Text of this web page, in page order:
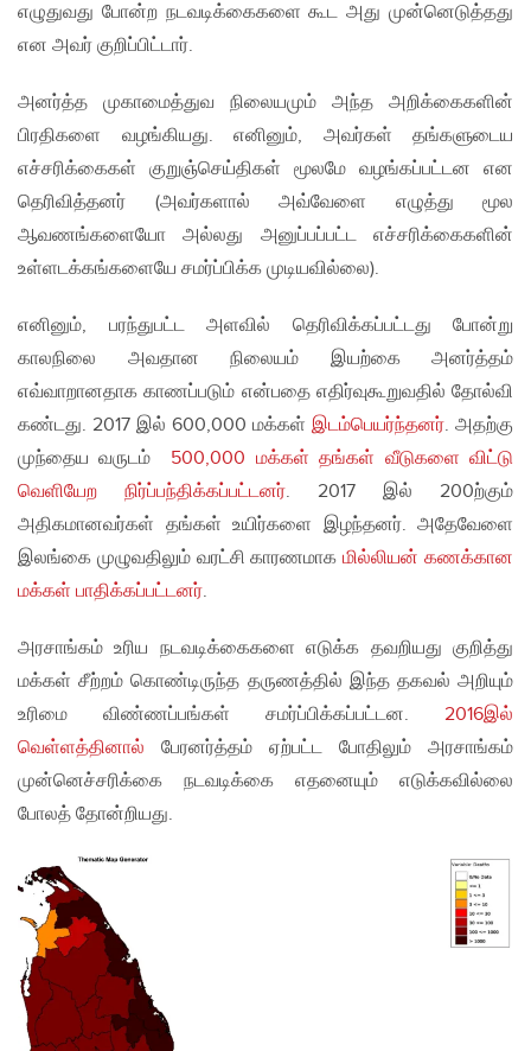
எழுதுவது போன்ற நடவடிக்கைகளை கூட அது முன்னெடுத்தது
என அவர் குறிப்பிட்டார்.
அனர்த்த முகாமைத்துவ நிலையமும் அந்த அறிக்கைகளின்
பிரதிகளை வழங்கியது. எனினும், அவர்கள் தங்களுடைய
எச்சரிக்கைகள் குறுஞ்செய்திகள் மூலமே வழங்கப்பட்டன என
தெரிவித்தனர் (அவர்களால் அவ்வேளை எழுத்து மூல
ஆவணங்களையோ அல்லது அனுப்பப்பட்ட எச்சரிக்கைகளின்
உள்ளடக்கங்களையே சமர்ப்பிக்க முடியவில்லை).
எனினும், பரந்துபட்ட அளவில் தெரிவிக்கப்பட்டது போன்று
காலநிலை அவதான நிலையம் இயற்கை அனர்த்தம்
எவ்வாறானதாக காணப்படும் என்பதை எதிர்வுகூறுவதில் தோல்வி
கண்டது. 2017 இல் 600,000 மக்கள் இடம்பெயர்ந்தனர். அதற்கு
முந்தைய வருடம் 500,000 மக்கள் தங்கள் வீடுகளை விட்டு
வெளியேற நிர்ப்பந்திக்கப்பட்டனர். 2017 இல் 200ற்கும்
அதிகமானவர்கள் தங்கள் உயிர்களை இழந்தனர். அதேவேளை
இலங்கை முழுவதிலும் வரட்சி காரணமாகமில்லியன் கணக்கான
மக்கள் பாதிக்கப்பட்டனர்.
அரசாங்கம் உரிய நடவடிக்கைகளை எடுக்க தவறியது குறித்து
மக்கள் சீற்றம் கொண்டிருந்த தருணத்தில் இந்த தகவல் அறியும்
உரிமை விண்ணப்பங்கள் சமர்ப்பிக்கப்பட்டன. 2016இல்
வெள்ளத்தினால் பேரனர்த்தம் ஏற்பட்ட போதிலும் அரசாங்கம்
முன்னெச்சரிக்கை நடவடிக்கை எதனையும் எடுக்கவில்லை
போலத் தோன்றியது.